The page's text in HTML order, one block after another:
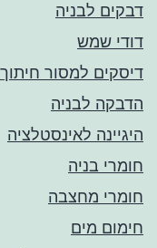
דבקים לבניה
דודי שמש
דיסקים למסור חיתוך
הדבקה לבניה
היגיינה לאינסטלציה
חומרי בניה
חומרי מחצבה
חימום מים